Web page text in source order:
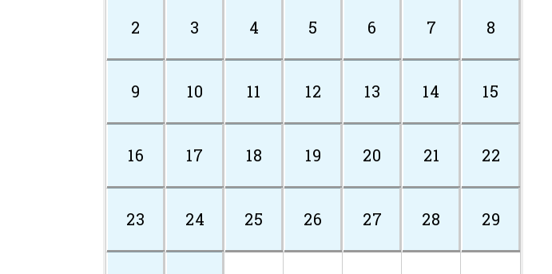
2 3 4 5 6 7 8
9 10 11 12 13 14 15
16 17 18 19 20 21 22
23 24 25 26 27 28 29